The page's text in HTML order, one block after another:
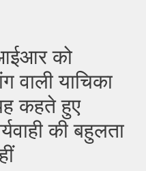
को
वाली याचिका
कहते हुए
की बहुलता